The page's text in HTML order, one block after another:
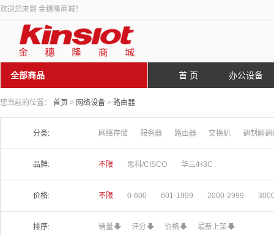
欢迎您来到 金穗隆商城！
全部商品 首 页 办公设备
您当前的位置： 首页 > 网络设备 > 路由器
分类: 网络存储 服务器 路由器 交换机 调制解调
品牌: 不限 思科/CISCO 华三/H3C
价格: 不限 0-600 601-1999 2000-2999
排序: 销量 评分 价格 最新上架